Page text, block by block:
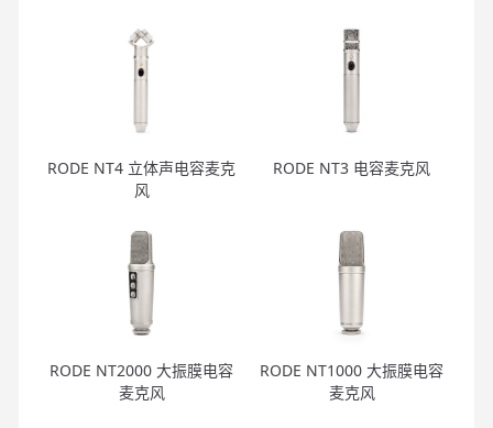
RODE NT4 立体声电容麦克
风
RODE NT3 电容麦克风
RODE NT2000 大振膜电容
麦克风
RODE NT1000 大振膜电容
麦克风